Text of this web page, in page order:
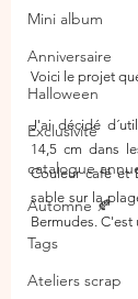
Mini album
Anniversaire
Halloween
Exclusivité
catalogue
Automne 🍂
Tags
Ateliers scrap
Voici le projet
J'ai décidé
14,5 cm dans
Couleur café et
sable sur la
Bermudes.